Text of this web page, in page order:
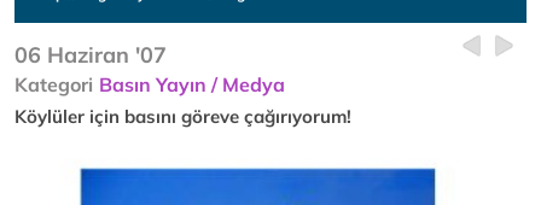
06 Haziran '07
Kategori Basın Yayın / Medya
Köylüler için basını göreve çağırıyorum!